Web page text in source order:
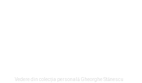
Vedere din colecția personală Gheorghe Stănescu